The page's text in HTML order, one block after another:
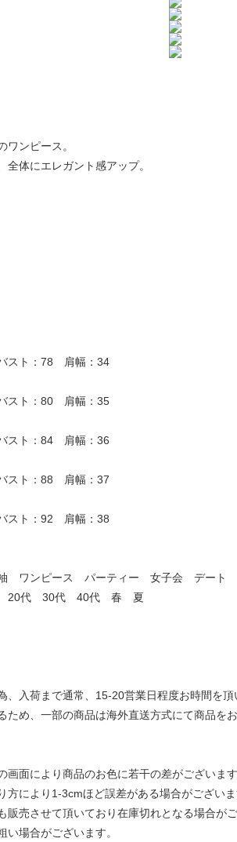
ンピース。
体にエレガント感アップ。
スト：78 肩幅：34
スト：80 肩幅：35
スト：84 肩幅：36
スト：88 肩幅：37
スト：92 肩幅：38
ンピース パーティー 女子会 デート
20代 30代 40代 春 夏
入荷まで通常、15-20営業日程度お時間を
め、一部の商品は海外直送方式にて商品をお
面により商品のお色に若干の差がございます
により1-3cmほど誤差がある場合がございま
売させて頂いており在庫切れとなる場合がご
場合がございます。